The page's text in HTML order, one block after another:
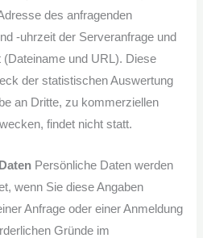
des anfragenden
-uhrzeit der Serveranfrage und
und URL). Diese
der statistischen Auswertung
an Dritte, zu kommerziellen
findet nicht statt.
Persönliche Daten werden
wenn Sie diese Angaben
Anfrage oder einer Anmeldung
Gründe im